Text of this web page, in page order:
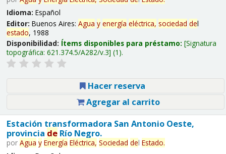
Idioma: Español
Editor: Buenos Aires: Agua y energía eléctrica, sociedad del
estado, 1988
Disponibilidad: Ítems disponibles para préstamo: Signatura
topográfica: 621.374.5/A282/v.3 (1).
Hacer reserva
Agregar al carrito
Estación transformadora San Antonio Oeste,
provincia deRío Negro.
por Agua y Energía Eléctrica, Sociedad del Estado.